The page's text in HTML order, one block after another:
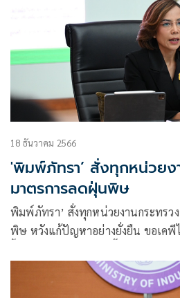
18 ธันวาคม 2566
'พิมพ์ภัทรา’ สั่งทุกหน่วยง
มาตรการลดฝุ่นพิษ
พิมพ์ภัทรา’ สั่งทุกหน่วยงานกระทรว
พิษ หวังแก้ปัญหาอย่างยั่งยืน ขอเคพี